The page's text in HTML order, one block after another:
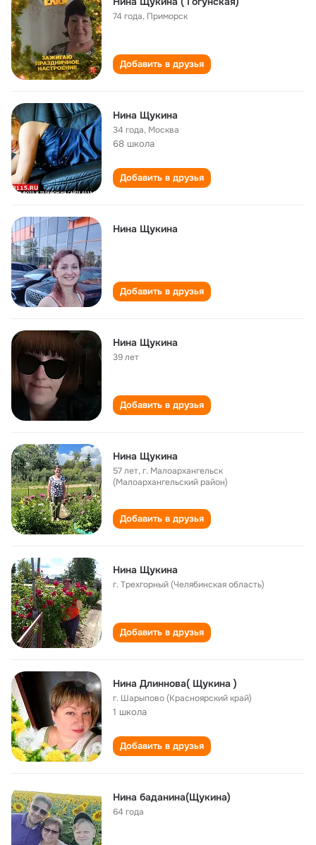
74 года, Приморск
Добавить в друзья
Нина Щукина
34 года, Москва
68 школа
Добавить в друзья
Нина Щукина
Добавить в друзья
Нина Щукина
39 лет
Добавить в друзья
Нина Щукина
57 лет,г. Малоархангельск
(Малоархангельский район)
Добавить в друзья
Нина Щукина
г. Трехгорный (Челябинская область)
Добавить в друзья
Нина Длиннова( Щукина )
г. Шарыпово (Красноярский край)
1 школа
Добавить в друзья
Нина баданина(Щукина)
64 года